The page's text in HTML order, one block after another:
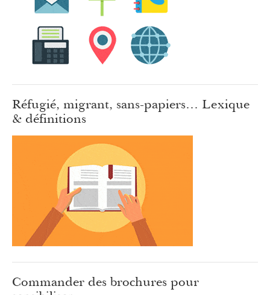
Réfugié, migrant, sans-papiers… Lexique
& définitions
Commander des brochures pour